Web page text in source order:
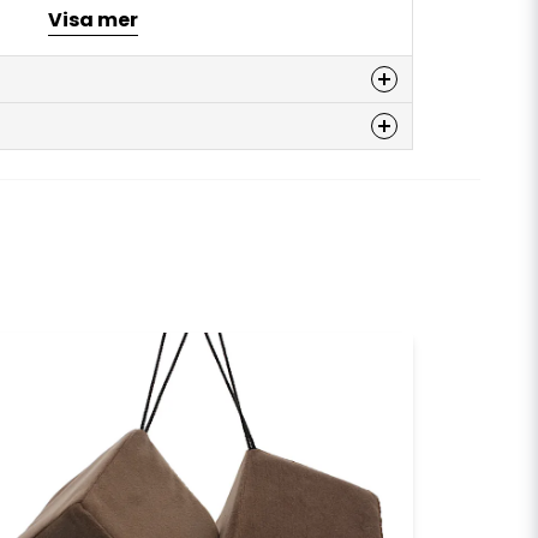
färgerna svart eller vit. Vid önskemål på
Visa mer
produkten...